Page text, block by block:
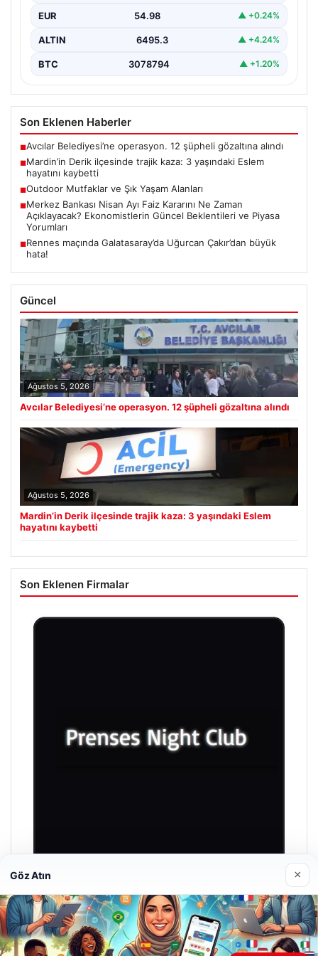
EUR 54.98 ▲ +0.24%
ALTIN 6495.3 ▲ +4.24%
BTC 3078794 ▲ +1.20%
Son Eklenen Haberler
■Avcılar Belediyesi’ne operasyon. 12 şüpheli gözaltına alındı
■Mardin’in Derik ilçesinde trajik kaza: 3 yaşındaki Eslem
hayatını kaybetti
■Outdoor Mutfaklar ve Şık Yaşam Alanları
■Merkez Bankası Nisan Ayı Faiz Kararını Ne Zaman
Açıklayacak? Ekonomistlerin Güncel Beklentileri ve Piyasa
Yorumları
■Rennes maçında Galatasaray’da Uğurcan Çakır’dan büyük
hata!
Güncel
Ağustos 5, 2026
Avcılar Belediyesi’ne operasyon. 12 şüpheli gözaltına alındı
Ağustos 5, 2026
Mardin’in Derik ilçesinde trajik kaza: 3 yaşındaki Eslem
hayatını kaybetti
Son Eklenen Firmalar
Prenses Night Club
Nisan 29, 2026
Göz Atın ×